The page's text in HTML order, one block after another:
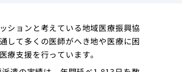
ションと考えている地域医療振興協
して多くの医師がへき地や医療に困
療支援を行っています。